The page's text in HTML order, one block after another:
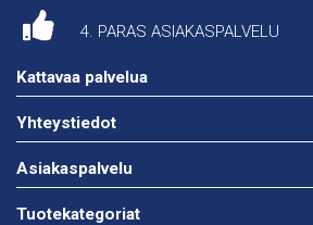
4. PARAS ASIAKASPALVELU
Kattavaa palvelua
Yhteystiedot
Asiakaspalvelu
Tuotekategoriat